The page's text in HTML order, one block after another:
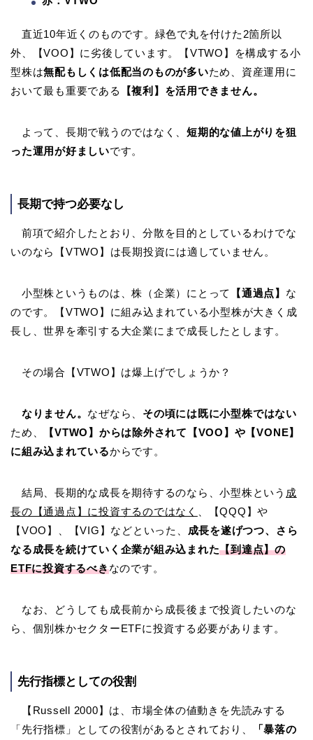
直近10年近くのものです。緑色で丸を付けた2箇所以
外、【VOO】に劣後しています。【VTWO】を構成する小
型株は無配もしくは低配当のものが多いため、資産運用に
おいて最も重要である
【複利】を活用できません。
よって、長期で戦うのではなく、短期的な値上がりを狙
った運用が好ましいです。
長期で持つ必要なし
前項で紹介したとおり、分散を目的としているわけでな
いのなら【VTWO】は長期投資には適していません。
小型株というものは、株（企業）にとって 【通過点】 な
のです。【VTWO】に組み込まれている小型株が大きく成
長し、世界を牽引する大企業にまで成長したとします。
その場合【VTWO】は爆上げでしょうか？
なりません。 なぜなら、 その頃には既に小型株ではない
ため、
【VTWO】からは除外されて【VOO】や【VONE】
に組み込まれているからです。
結局、長期的な成長を期待するのなら、小型株という 成
長の【通過点】に投資するのではなく
、【QQQ】や
【VOO】、【VIG】などといった、 成長を遂げつつ、さら
なる成長を続けていく企業が組み込まれた【到達点】の
ETFに投資するべきなのです。
なお、どうしても成長前から成長後まで投資したいのな
ら、個別株かセクターETFに投資する必要があります。
先行指標としての役割
【Russell 2000】は、市場全体の値動きを先読みする
「先行指標」としての役割があるとされており、
「暴落の